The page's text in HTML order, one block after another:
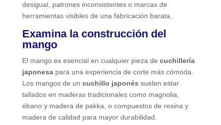
desigual, patrones inconsistentes o marcas de
herramientas visibles de una fabricación barata.
Examina la construcción del
mango
El mango es esencial en cualquier pieza de cuchillería
japonesapara una experiencia de corte más cómoda.
Los mangos de un cuchillo japonés suelen estar
tallados en maderas tradicionales como magnolia,
ébano y madera de pakka, o compuestos de resina y
madera de calidad para mayor durabilidad.